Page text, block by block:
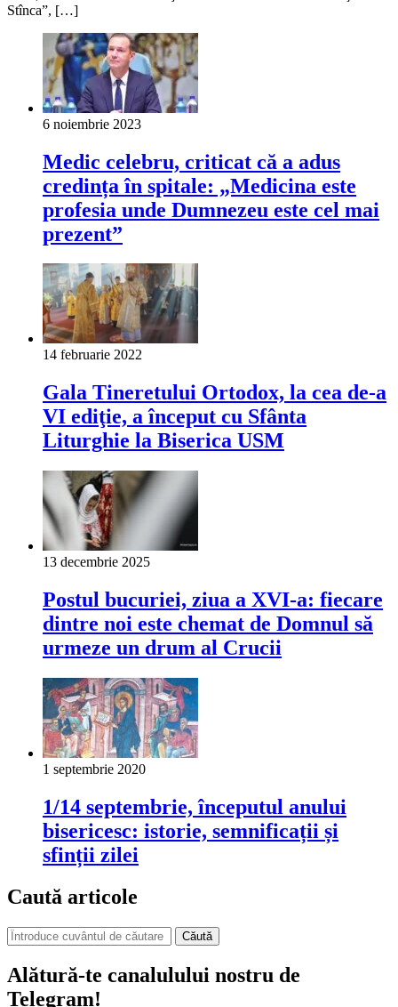
Stînca”, […]
6 noiembrie 2023
Medic celebru, criticat că a adus
credința în spitale: „Medicina este
profesia unde Dumnezeu este cel mai
prezent”
14 februarie 2022
Gala Tineretului Ortodox, la cea de-a
VI ediţie, a început cu Sfânta
Liturghie la Biserica USM
13 decembrie 2025
Postul bucuriei, ziua a XVI-a: fiecare
dintre noi este chemat de Domnul să
urmeze un drum al Crucii
1 septembrie 2020
1/14 septembrie, începutul anului
bisericesc: istorie, semnificații și
sfinții zilei
Caută articole
Căută
Alătură-te canalulului nostru de
Telegram!